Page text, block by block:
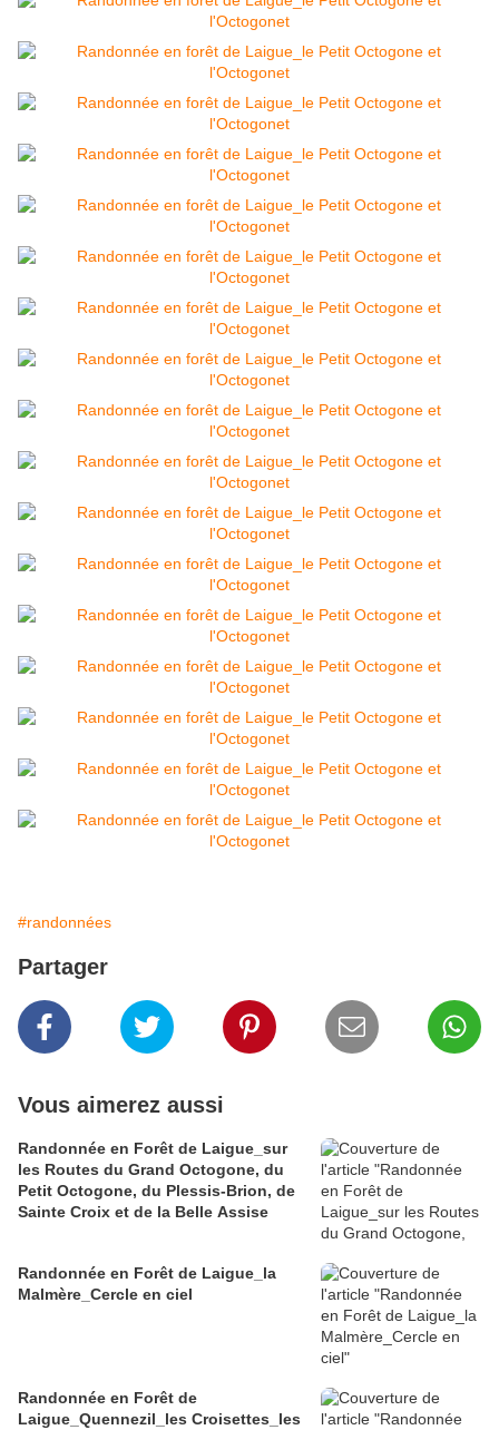
#randonnées
Partager
Vous aimerez aussi
Randonnée en Forêt de Laigue_sur
les Routes du Grand Octogone, du
Petit Octogone, du Plessis-Brion, de
Sainte Croix et de la Belle Assise
Randonnée en Forêt de Laigue_la
Malmère_Cercle en ciel
Randonnée en Forêt de
Laigue_Quennezil_les Croisettes_les